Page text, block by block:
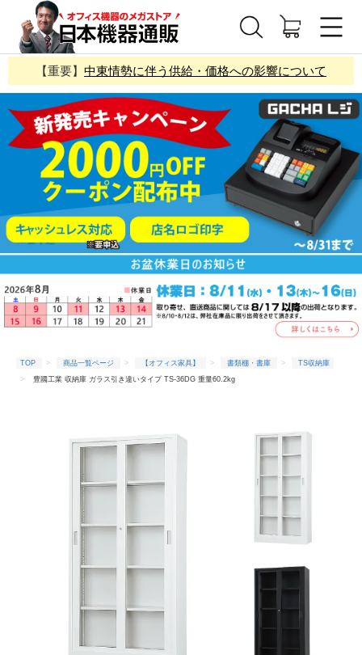
【重要】 中東情勢に伴う供給・価格への影響について
TOP 商品一覧ページ 【オフィス家具】 書類棚・書庫
TS収納庫
豊國工業 収納庫 ガラス引き違いタイプ TS-36DG 重量60.2kg